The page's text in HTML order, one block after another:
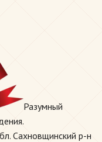
Разумный
Сахновщинский р-н